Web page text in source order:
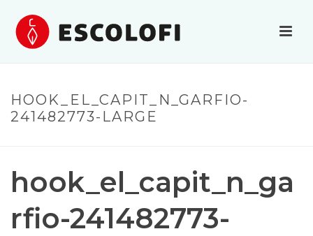
HOOK_EL_CAPIT_N_GARFIO-
241482773-LARGE
hook_el_capit_n_ga
rfio-241482773-